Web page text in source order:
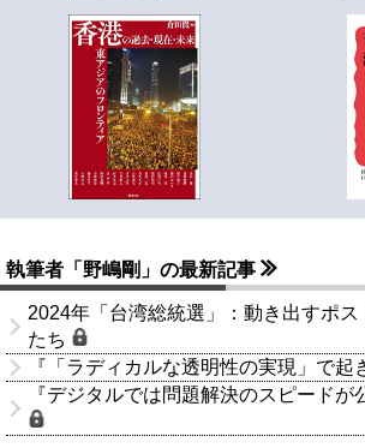
執筆者「野嶋剛」の最新記事
2024年「台湾総統選」：動き出すポ
たち
『「ラディカルな透明性の実現」で起
『デジタルでは問題解決のスピードが